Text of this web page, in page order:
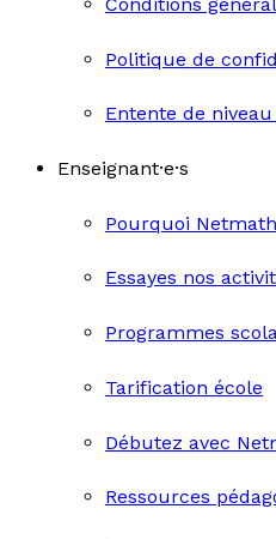
Politique de
Entente de
Enseignant·e·s
Pourquoi
Essayes nos
Programmes
Tarification école
Débutez avec
Ressources